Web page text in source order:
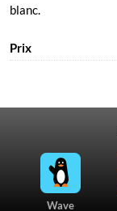
blanc.
Prix
Wave